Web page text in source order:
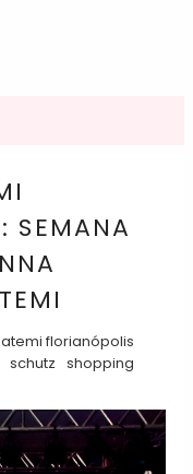
SEMANA
florianópolis
schutz
shopping